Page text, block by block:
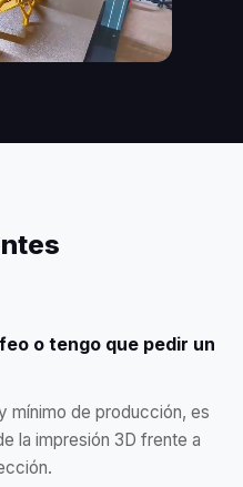
o tengo que pedir un
mínimo de producción, es
la impresión 3D frente a